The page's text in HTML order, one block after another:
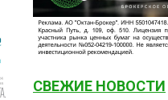
СВЕЖИЕ НОВОСТИ